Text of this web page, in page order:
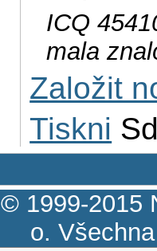
ICQ
mala
Založit
Tiskni
© 1999-2015
o.